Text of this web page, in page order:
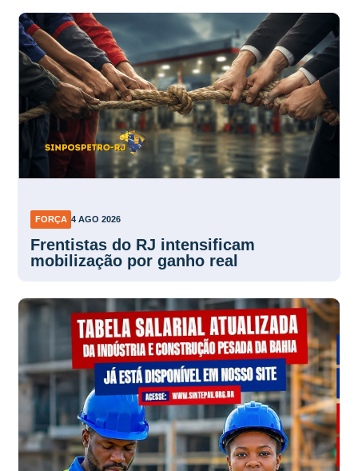
FORÇA 4 AGO 2026
Frentistas do RJ intensificam
mobilização por ganho real